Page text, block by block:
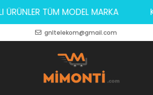
ÜRÜNLER TÜM MODEL MARKA
gnltelekom@gmail.com